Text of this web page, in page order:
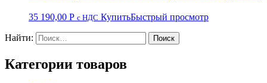
35 190,00 Р с НДС КупитьБыстрый просмотр
Найти:
Категории товаров